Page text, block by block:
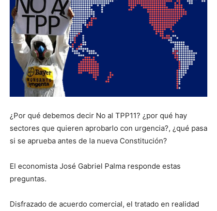
¿Por qué debemos decir No al TPP11? ¿por qué hay
sectores que quieren aprobarlo con urgencia?, ¿qué pasa
si se aprueba antes de la nueva Constitución?
El economista José Gabriel Palma responde estas
preguntas.
Disfrazado de acuerdo comercial, el tratado en realidad